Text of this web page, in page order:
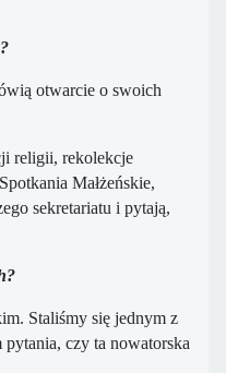
otwarcie o swoich
religii, rekolekcje
Małżeńskie,
sekretariatu i pytają,
Staliśmy się jednym z
czy ta nowatorska